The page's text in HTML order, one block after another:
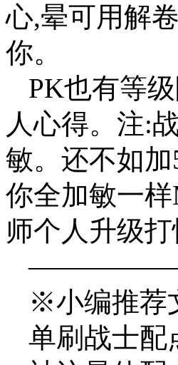
心,晕可用解
你。
PK也有等
人心得。注:
敏。还不如
你全加敏一
师个人升级
※小编推荐
单刷战士配